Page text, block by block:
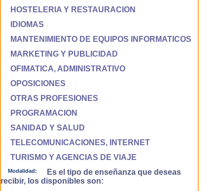
HOSTELERIA Y RESTAURACION
IDIOMAS
MANTENIMIENTO DE EQUIPOS INFORMATICOS
MARKETING Y PUBLICIDAD
OFIMATICA, ADMINISTRATIVO
OPOSICIONES
OTRAS PROFESIONES
PROGRAMACION
SANIDAD Y SALUD
TELECOMUNICACIONES, INTERNET
TURISMO Y AGENCIAS DE VIAJE
Modalidad:
Es el tipo de enseñanza que deseas
recibir, los disponibles son: